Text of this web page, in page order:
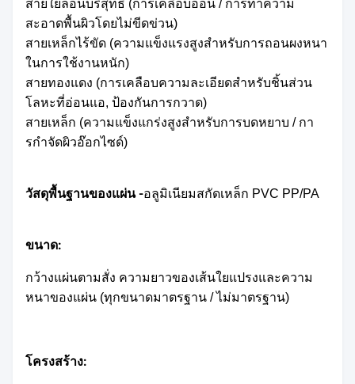
สายใยลอนบริสุทธิ์ (การเคลือบอ่อน / การทําความ
สะอาดพื้นผิวโดยไม่ขีดข่วน)
สายเหล็กไร้ขัด (ความแข็งแรงสูงสําหรับการถอนผงหนา
ในการใช้งานหนัก)
สายทองแดง (การเคลือบความละเอียดสําหรับชิ้นส่วน
โลหะที่อ่อนแอ, ป้องกันการกวาด)
สายเหล็ก (ความแข็งแกร่งสูงสําหรับการบดหยาบ / กา
รกําจัดผิวอ๊อกไซด์)
วัสดุพื้นฐานของแผ่น -อลูมิเนียมสกัดเหล็ก PVC PP/PA
ขนาด:
กว้างแผ่นตามสั่ง ความยาวของเส้นใยแปรงและความ
หนาของแผ่น (ทุกขนาดมาตรฐาน / ไม่มาตรฐาน)
โครงสร้าง: